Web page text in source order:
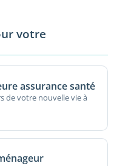
votre
assurance santé
de votre nouvelle vie à